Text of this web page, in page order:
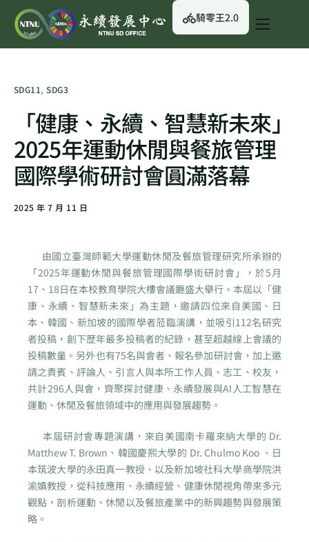
關於我們
永續資訊
校園綠生活
English
騎零王2.0
SDG11,SDG3
「健康、永續、智慧新未來」
2025年運動休閒與餐旅管理
國際學術研討會圓滿落幕
2025 年 7 月 11 日
由國立臺灣師範大學運動休閒及餐旅管理研究所承辦的
「2025年運動休閒與餐旅管理國際學術研討會」，於5月
17、18日在本校教育學院大樓會議廳盛大舉行。本屆以「健
康、永續、智慧新未來」為主題，邀請四位來自美國、日
本、韓國、新加坡的國際學者蒞臨演講，並吸引112名研究
者投稿，創下歷年最多投稿者的紀錄，甚至超越線上會議的
投稿數量。另外也有75名與會者、報名參加研討會，加上邀
請之貴賓、評論人、引言人與本所工作人員、志工、校友，
共計296人與會，齊聚探討健康、永續發展與AI人工智慧在
運動、休閒及餐旅領域中的應用與發展趨勢。
本屆研討會專題演講，來自美國南卡羅來納大學的 Dr.
Matthew T. Brown、韓國慶熙大學的 Dr. Chulmo Koo 、日
本筑波大學的永田真一教授、以及新加坡社科大學商學院洪
渝嫃教授，從科技應用、永續經營、健康休閒視角帶來多元
觀點，剖析運動、休閒以及餐旅產業中的新興趨勢與發展策
略。